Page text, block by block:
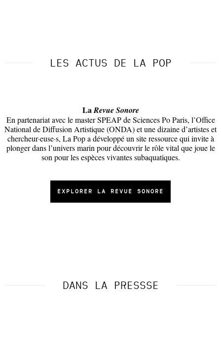
LES ACTUS DE LA POP
LaRevue Sonore
En partenariat avec le master SPEAP de Sciences Po Paris, l’Office
National de Diffusion Artistique (ONDA) et une dizaine d’artistes et
chercheur·euse·s, La Pop a développé un site ressource qui invite à
plonger dans l’univers marin pour découvrir le rôle vital que joue le
son pour les espèces vivantes subaquatiques.
EXPLORER LA REVUE SONORE
DANS LA PRESSSE